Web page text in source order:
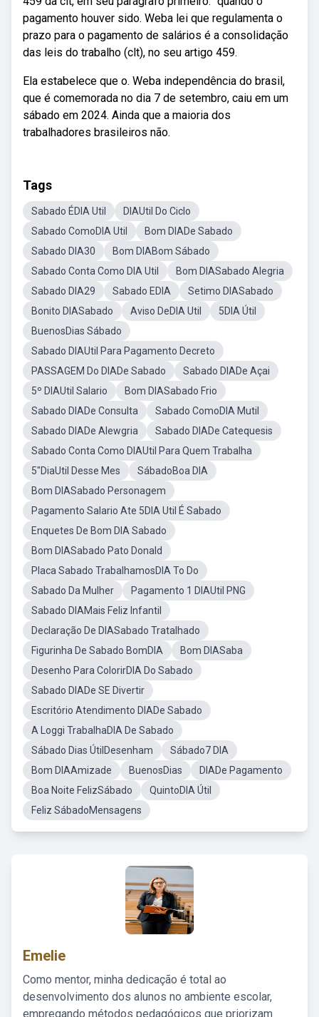
pagamento houver sido. Weba lei que regulamenta o
prazo para o pagamento de salários é a consolidação
das leis do trabalho (clt), no seu artigo 459.
Ela estabelece que o. Weba independência do brasil,
que é comemorada no dia 7 de setembro, caiu em um
sábado em 2024. Ainda que a maioria dos
trabalhadores brasileiros não.
Tags
Sabado ÉDIA Util
DIAUtil Do Ciclo
Sabado ComoDIA Util
Bom DIADe Sabado
Sabado DIA30
Bom DIABom Sábado
Sabado Conta Como DIA Util
Bom DIASabado Alegria
Sabado DIA29
Sabado EDIA
Setimo DIASabado
Bonito DIASabado
Aviso DeDIA Util
5DIA Útil
BuenosDias Sábado
Sabado DIAUtil Para Pagamento Decreto
PASSAGEM Do DIADe Sabado
Sabado DIADe Açai
5º DIAUtil Salario
Bom DIASabado Frio
Sabado DIADe Consulta
Sabado ComoDIA Mutil
Sabado DIADe Alewgria
Sabado DIADe Catequesis
Sabado Conta Como DIAUtil Para Quem Trabalha
5"DiaUtil Desse Mes
SábadoBoa DIA
Bom DIASabado Personagem
Pagamento Salario Ate 5DIA Util É Sabado
Enquetes De Bom DIA Sabado
Bom DIASabado Pato Donald
Placa Sabado TrabalhamosDIA To Do
Sabado Da Mulher
Pagamento 1 DIAUtil PNG
Sabado DIAMais Feliz Infantil
Declaração De DIASabado Tratalhado
Figurinha De Sabado BomDIA
Bom DIASaba
Desenho Para ColorirDIA Do Sabado
Sabado DIADe SE Divertir
Escritório Atendimento DIADe Sabado
A Loggi TrabalhaDIA De Sabado
Sábado Dias ÚtilDesenham
Sábado7 DIA
Bom DIAAmizade
BuenosDias
DIADe Pagamento
Boa Noite FelizSábado
QuintoDIA Útil
Feliz SábadoMensagens
Emelie
Como mentor, minha dedicação é total ao
desenvolvimento dos alunos no ambiente escolar,
empregando métodos pedagógicos que priorizam